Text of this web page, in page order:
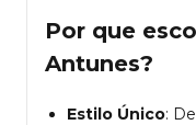
Por que
Antunes?
Estilo Único: